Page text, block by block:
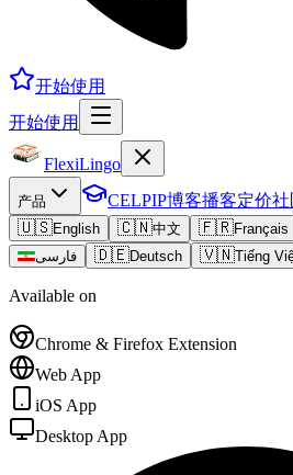
开始使用
开始使用
FlexiLingo
产品 CELPIP博客播客定价社
🇺🇸English 🇨🇳中文 🇫🇷Français
فارسی
🇩🇪Deutsch 🇻🇳Tiếng
Available on
Chrome & Firefox Extension
Web App
iOS App
Desktop App